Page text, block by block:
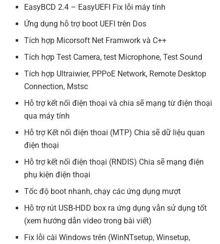
EasyBCD 2.4 – EasyUEFI Fix lỗi máy tính
Ứng dụng hỗ trợ boot UEFI trên Dos
Tích hợp Micorsoft Net Framwork và C++
Tích hợp Test Camera, test Microphone, Test Sound
Tích hợp Ultraiwier, PPPoE Network, Remote Desktop
Connection, Mstsc
Hỗ trợ kết nối điện thoại và chia sẽ mạng từ điện thoại
qua máy tính
Hỗ trợ Kết nối điện thoai (MTP) Chia sẽ dữ liệu quan
điện thoại
Hỗ trợ kết nối điện thoại (RNDIS) Chia sẽ mạng điện
phụ kiện điện thoại
Tốc độ boot nhanh, chạy các ứng dụng mượt
Hỗ trợ rút USB-HDD box ra ứng dụng vẫn sử dụng tốt
(xem hướng dẫn video trong bài viết)
Fix lỗi cài Windows trên (WinNTsetup, Winsetup,